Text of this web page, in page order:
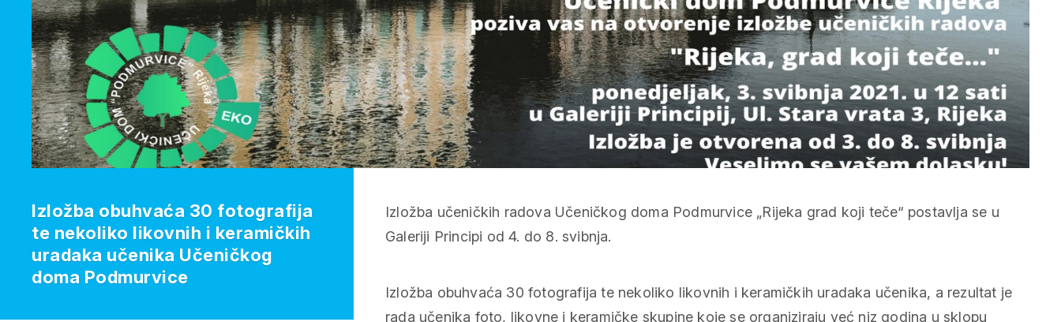
Izložba učeničkih radova Učeničkog doma Podmurvice „Rijeka grad koji teče“ postavlja se u
Galeriji Principi od 4. do 8. svibnja.
Izložba obuhvaća 30 fotografija te nekoliko likovnih i keramičkih uradaka učenika, a rezultat je
rada učenika foto, likovne i keramičke skupine koje se organiziraju već niz godina u sklopu
Izložba obuhvaća 30 fotografija
te nekoliko likovnih i keramičkih
uradaka učenika Učeničkog
doma Podmurvice